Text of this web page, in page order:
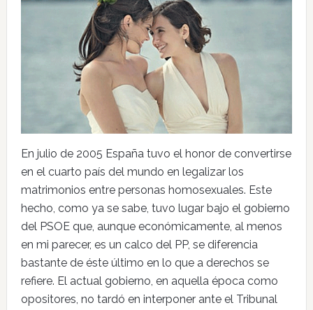
En julio de 2005 España tuvo el honor de convertirse
en el cuarto país del mundo en legalizar los
matrimonios entre personas homosexuales. Este
hecho, como ya se sabe, tuvo lugar bajo el gobierno
del PSOE que, aunque económicamente, al menos
en mi parecer, es un calco del PP, se diferencia
bastante de éste último en lo que a derechos se
refiere. El actual gobierno, en aquella época como
opositores, no tardó en interponer ante el Tribunal